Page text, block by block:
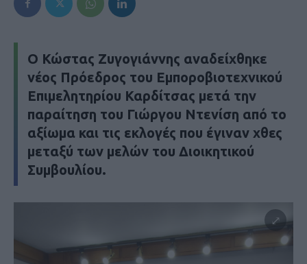
Ο Κώστας Ζυγογιάννης αναδείχθηκε
νέος Πρόεδρος του Εμποροβιοτεχνικού
Επιμελητηρίου Καρδίτσας μετά την
παραίτηση του Γιώργου Ντενίση από το
αξίωμα και τις εκλογές που έγιναν χθες
μεταξύ των μελών του Διοικητικού
Συμβουλίου.